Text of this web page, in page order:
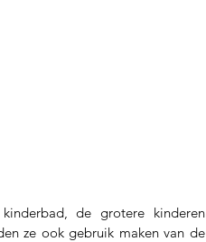
de grotere kinderen
ze ook gebruik maken van de